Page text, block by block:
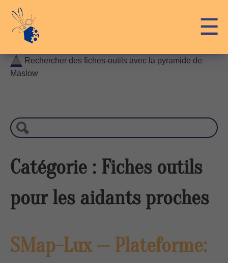
content
☰
Rechercher des fiches-outils avec la pyramide de
Maslow
c
h
r
c
e
Catégorie : Fiches outils
pour les aidants proches
SMap-Lux — Plateforme: